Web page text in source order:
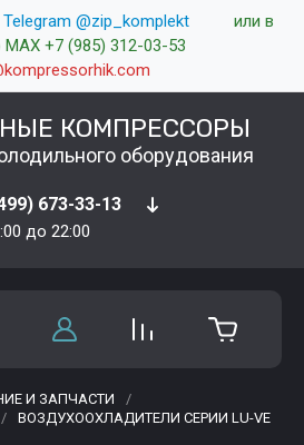
Telegram @zip_komplekt
или в
+7 (985) 312-03-53
КОМПРЕССОРЫ
оборудования
673-33-13
до 22:00
И ЗАПЧАСТИ
/
/
ВОЗДУХООХЛАДИТЕЛИ СЕРИИ LU-VE